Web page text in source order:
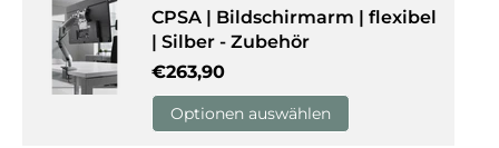
CPSA | Bildschirmarm | flexibel
| Silber - Zubehör
Normaler Preis
€263,90
Optionen auswählen